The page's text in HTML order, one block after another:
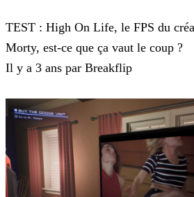
TEST : High On Life, le FPS du
Morty, est-ce que ça vaut le coup ?
Il y a 3 ans par Breakflip